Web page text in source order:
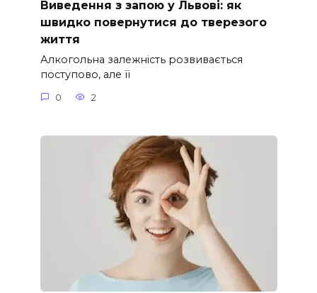
Виведення з запою у Львові: як
швидко повернутися до тверезого
життя
Алкогольна залежність розвивається
поступово, але її
0 2